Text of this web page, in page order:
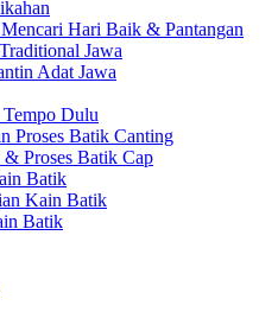
Hari Baik & Pantangan
Jawa
Adat Jawa
Dulu
Proses Batik Canting
& Proses Batik Cap
Batik
Kain Batik
Batik